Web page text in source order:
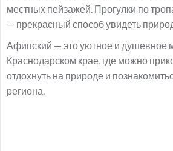
местных пейзажей. Прогулки по
— прекрасный способ увидеть
Афипский — это уютное и душевное
Краснодарском крае, где можно
отдохнуть на природе и
региона.